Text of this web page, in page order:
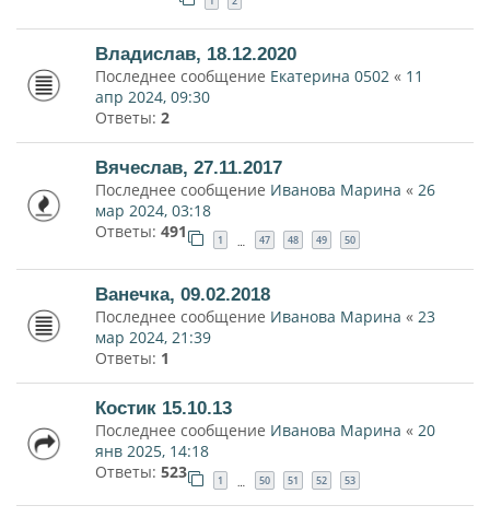
Владислав, 18.12.2020
Последнее сообщение Екатерина 0502 « 11
апр 2024, 09:30
Ответы: 2
Вячеслав, 27.11.2017
Последнее сообщение Иванова Марина « 26
мар 2024, 03:18
Ответы: 491 1 … 47 48 49 50
Ванечка, 09.02.2018
Последнее сообщение Иванова Марина « 23
мар 2024, 21:39
Ответы: 1
Костик 15.10.13
Последнее сообщение Иванова Марина « 20
янв 2025, 14:18
Ответы: 523 1 … 50 51 52 53